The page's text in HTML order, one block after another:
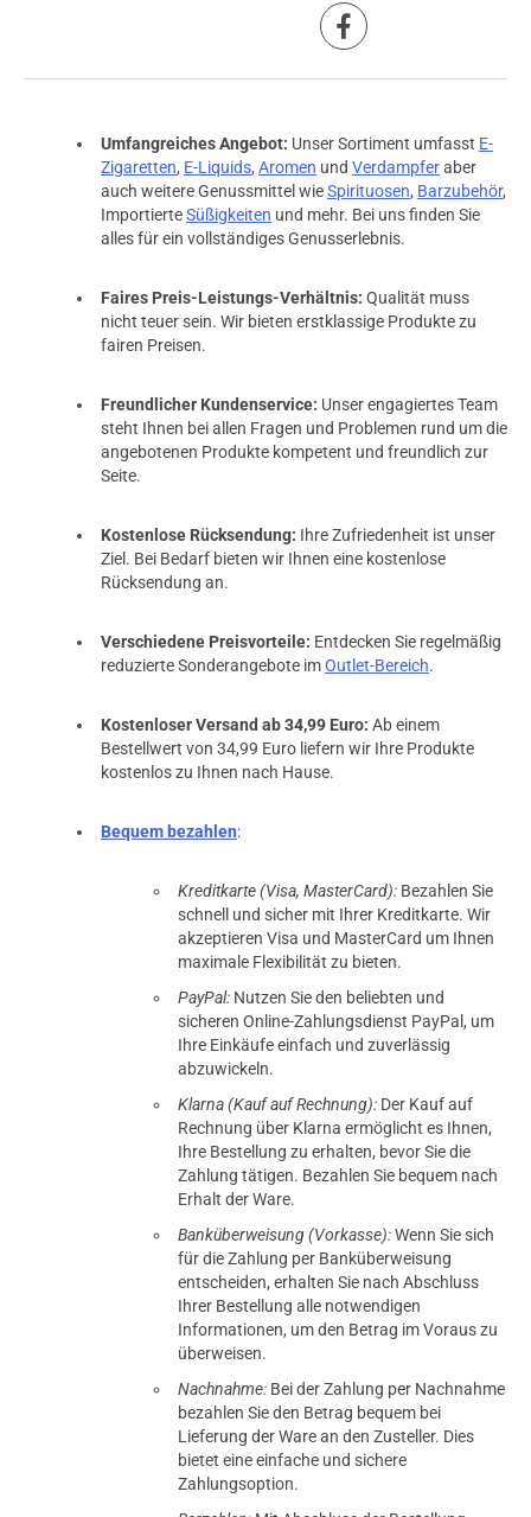
Umfangreiches Angebot: Unser Sortiment umfasst E-
Zigaretten, E-Liquids, Aromen und Verdampferaber
auch weitere Genussmittel wieSpirituosen, Barzubehör,
ImportierteSüßigkeiten und mehr. Bei uns finden Sie
alles für ein vollständiges Genusserlebnis.
Faires Preis-Leistungs-Verhältnis: Qualität muss
nicht teuer sein. Wir bieten erstklassige Produkte zu
fairen Preisen.
Freundlicher Kundenservice: Unser engagiertes Team
steht Ihnen bei allen Fragen und Problemen rund um die
angebotenen Produkte kompetent und freundlich zur
Seite.
Kostenlose Rücksendung: Ihre Zufriedenheit ist unser
Ziel. Bei Bedarf bieten wir Ihnen eine kostenlose
Rücksendung an.
Verschiedene Preisvorteile: Entdecken Sie regelmäßig
reduzierte Sonderangebote imOutlet-Bereich.
Kostenloser Versand ab 34,99 Euro: Ab einem
Bestellwert von 34,99 Euro liefern wir Ihre Produkte
kostenlos zu Ihnen nach Hause.
Bequem bezahlen:
Kreditkarte (Visa, MasterCard): Bezahlen Sie
schnell und sicher mit Ihrer Kreditkarte. Wir
akzeptieren Visa und MasterCard um Ihnen
maximale Flexibilität zu bieten.
PayPal: Nutzen Sie den beliebten und
sicheren Online-Zahlungsdienst PayPal, um
Ihre Einkäufe einfach und zuverlässig
abzuwickeln.
Klarna (Kauf auf Rechnung): Der Kauf auf
Rechnung über Klarna ermöglicht es Ihnen,
Ihre Bestellung zu erhalten, bevor Sie die
Zahlung tätigen. Bezahlen Sie bequem nach
Erhalt der Ware.
Banküberweisung (Vorkasse):Wenn Sie sich
für die Zahlung per Banküberweisung
entscheiden, erhalten Sie nach Abschluss
Ihrer Bestellung alle notwendigen
Informationen, um den Betrag im Voraus zu
überweisen.
Nachnahme: Bei der Zahlung per Nachnahme
bezahlen Sie den Betrag bequem bei
Lieferung der Ware an den Zusteller. Dies
bietet eine einfache und sichere
Zahlungsoption.